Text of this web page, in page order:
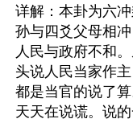
详解：本卦为六
孙与四爻父母相
人民与政府不和
头说人民当家作
都是当官的说了
天天在说谎。说